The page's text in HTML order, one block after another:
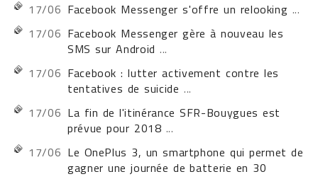
17/06 Facebook Messenger s'offre un relooking ...
17/06 Facebook Messenger gère à nouveau les
SMS sur Android ...
17/06 Facebook : lutter activement contre les
tentatives de suicide ...
17/06 La fin de l'itinérance SFR-Bouygues est
prévue pour 2018 ...
17/06 Le OnePlus 3, un smartphone qui permet de
gagner une journée de batterie en 30